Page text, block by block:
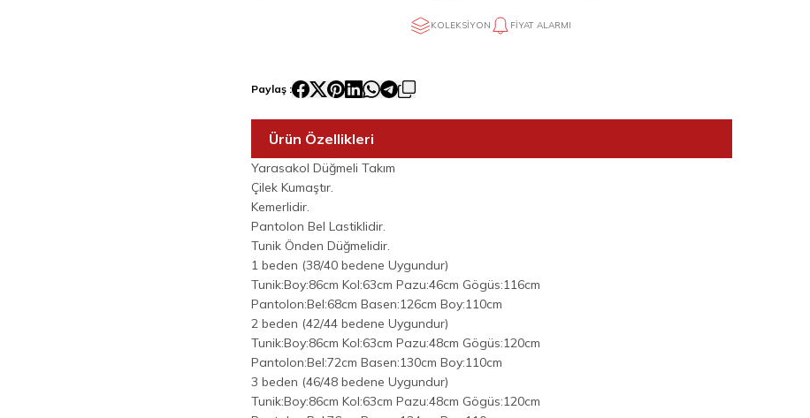
KOLEKSIYON FIYAT ALARMI
Paylaş :
Ürün Özellikleri
Yarasakol Düğmeli Takım
Çilek Kumaştır.
Kemerlidir.
Pantolon Bel Lastiklidir.
Tunik Önden Düğmelidir.
1 beden (38/40 bedene Uygundur)
Tunik:Boy:86cm Kol:63cm Pazu:46cm Gögüs:116cm
Pantolon:Bel:68cm Basen:126cm Boy:110cm
2 beden (42/44 bedene Uygundur)
Tunik:Boy:86cm Kol:63cm Pazu:48cm Gögüs:120cm
Pantolon:Bel:72cm Basen:130cm Boy:110cm
3 beden (46/48 bedene Uygundur)
Tunik:Boy:86cm Kol:63cm Pazu:48cm Gögüs:120cm